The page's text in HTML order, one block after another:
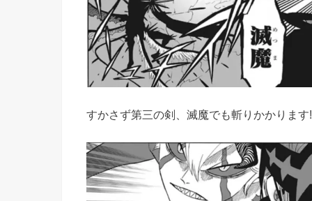
すかさず第三の剣、滅魔でも斬りかかります